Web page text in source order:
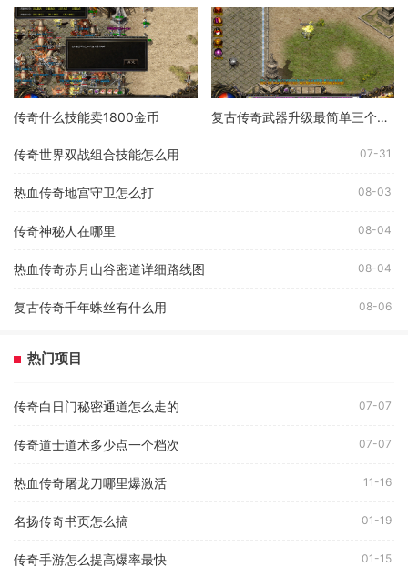
传奇什么技能卖1800金币 复古传奇武器升级最简单三个步骤
传奇世界双战组合技能怎么用 07-31
热血传奇地宫守卫怎么打 08-03
传奇神秘人在哪里 08-04
热血传奇赤月山谷密道详细路线图 08-04
复古传奇千年蛛丝有什么用 08-06
热门项目
传奇白日门秘密通道怎么走的 07-07
传奇道士道术多少点一个档次 07-07
热血传奇屠龙刀哪里爆激活 11-16
名扬传奇书页怎么搞 01-19
传奇手游怎么提高爆率最快 01-15